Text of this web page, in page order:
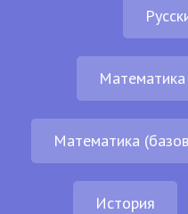
Математика
История